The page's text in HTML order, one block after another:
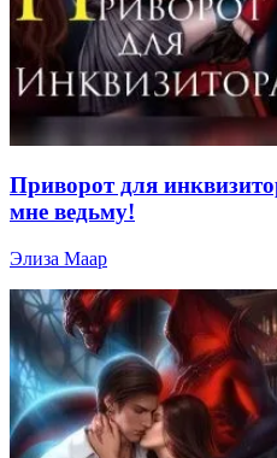
Приворот для
мне ведьму!
Элиза Маар